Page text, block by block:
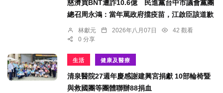
慈濟買BNT遭詐10.6億 民進黨台中市議會黨團
總召周永鴻：當年罵政府擋疫苗，江啟臣該道歉
林獻元 2026年八月07日
42 觀看
0 分享
生活 健康及醫療
清泉醫院27週年慶感謝建興宮捐獻 10部輪椅暨
與救國團等團體聯辦88捐血